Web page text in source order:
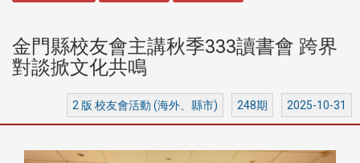
金門縣校友會主講秋季333讀書會 跨界
對談掀文化共鳴
2 版 校友會活動 (海外、縣市) 248期 2025-10-31